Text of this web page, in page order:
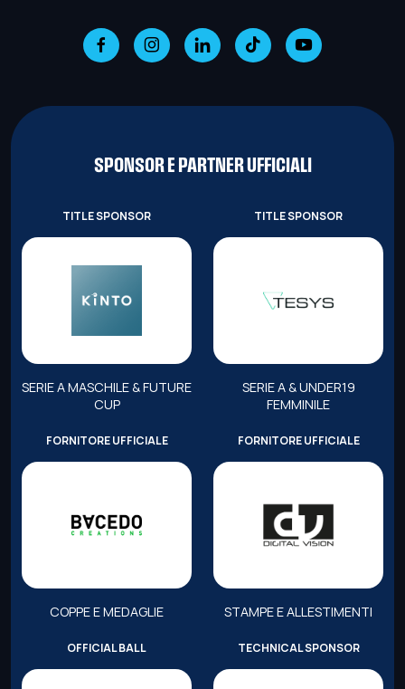
SPONSOR E PARTNER UFFICIALI
TITLE SPONSOR
SERIE A MASCHILE & FUTURE
CUP
TITLE SPONSOR
SERIE A & UNDER19
FEMMINILE
FORNITORE UFFICIALE
COPPE E MEDAGLIE
FORNITORE UFFICIALE
STAMPE E ALLESTIMENTI
OFFICIAL BALL TECHNICAL SPONSOR